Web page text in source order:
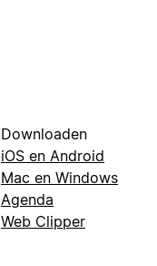
Downloaden
iOS en Android
Mac en Windows
Agenda
Web Clipper